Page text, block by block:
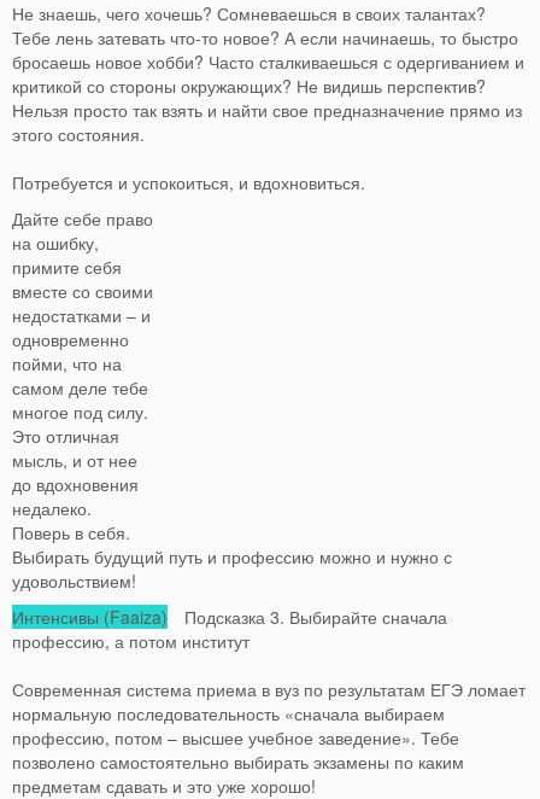
Не знаешь, чего хочешь? Сомневаешься в своих талантах?
Тебе лень затевать что-то новое? А если начинаешь, то быстро
бросаешь новое хобби? Часто сталкиваешься с одергиванием и
критикой со стороны окружающих? Не видишь перспектив?
Нельзя просто так взять и найти свое предназначение прямо из
этого состояния.
Потребуется и успокоиться, и вдохновиться.
Дайте себе право
на ошибку,
примите себя
вместе со своими
недостатками – и
одновременно
пойми, что на
самом деле тебе
многое под силу.
Это отличная
мысль, и от нее
до вдохновения
недалеко.
Поверь в себя.
Выбирать будущий путь и профессию можно и нужно с
удовольствием!
Интенсивы (Faaiza) Подсказка 3. Выбирайте сначала
профессию, а потом институт
Современная система приема в вуз по результатам ЕГЭ ломает
нормальную последовательность «сначала выбираем
профессию, потом – высшее учебное заведение». Тебе
позволено самостоятельно выбирать экзамены по каким
предметам сдавать и это уже хорошо!